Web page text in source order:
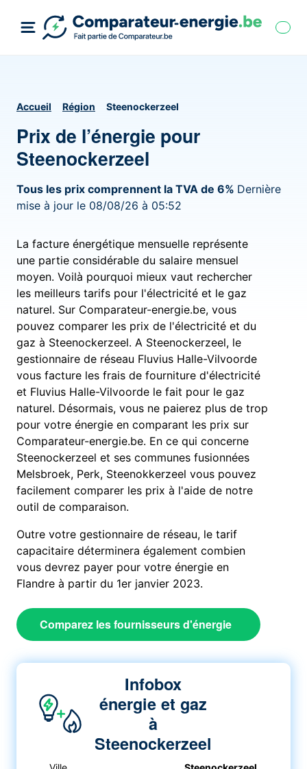
Accueil Région Steenockerzeel
Prix de l’énergie pour
Steenockerzeel
Tous les prix comprennent la TVA de 6% Dernière
mise à jour le 08/08/26 à 05:52
La facture énergétique mensuelle représente
une partie considérable du salaire mensuel
moyen. Voilà pourquoi mieux vaut rechercher
les meilleurs tarifs pour l'électricité et le gaz
naturel. Sur Comparateur-energie.be, vous
pouvez comparer les prix de l'électricité et du
gaz à Steenockerzeel. A Steenockerzeel, le
gestionnaire de réseau Fluvius Halle-Vilvoorde
vous facture les frais de fourniture d'électricité
et Fluvius Halle-Vilvoorde le fait pour le gaz
naturel. Désormais, vous ne paierez plus de trop
pour votre énergie en comparant les prix sur
Comparateur-energie.be. En ce qui concerne
Steenockerzeel et ses communes fusionnées
Melsbroek, Perk, Steenokkerzeel vous pouvez
facilement comparer les prix à l'aide de notre
outil de comparaison.
Outre votre gestionnaire de réseau, le tarif
capacitaire déterminera également combien
vous devrez payer pour votre énergie en
Flandre à partir du 1er janvier 2023.
Comparez les fournisseurs d'énergie
Infobox
énergie et gaz
à
Steenockerzeel